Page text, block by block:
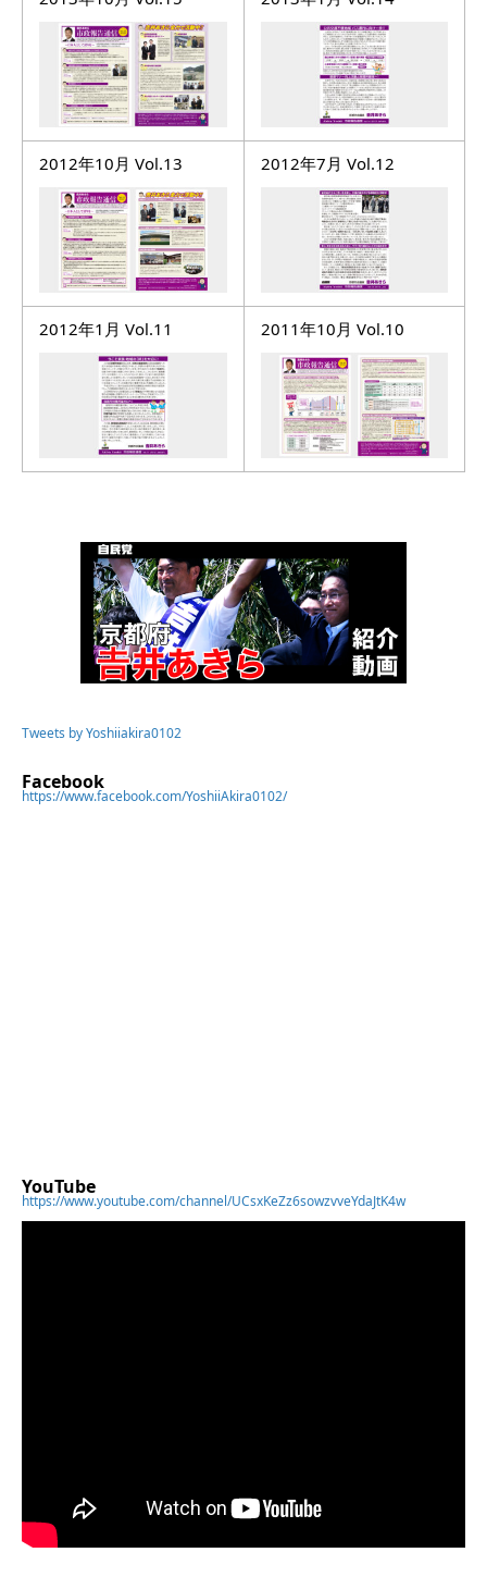
2012年10月 Vol.13 2012年7月 Vol.12
2012年1月 Vol.11 2011年10月 Vol.10
Tweets by Yoshiiakira0102
Facebook
https://www.facebook.com/YoshiiAkira0102/
YouTube
https://www.youtube.com/channel/UCsxKeZz6sowzvveYdaJtK4w